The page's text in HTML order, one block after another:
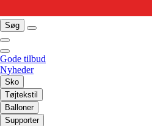
Søg
Gode tilbud
Nyheder
Sko
Tøjtekstil
Balloner
Supporter